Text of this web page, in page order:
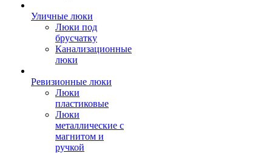
Уличные люки
Люки под
брусчатку
Канализационные
люки
Ревизионные люки
Люки
пластиковые
Люки
металлические с
магнитом и
ручкой